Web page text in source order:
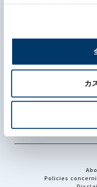
カ
What's MORIROKU?
Recruit
Policies